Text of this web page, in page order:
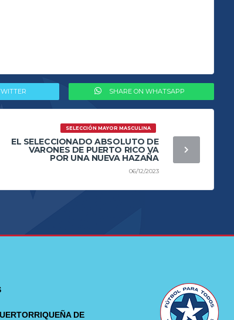
SHARE ON WHATSAPP
SELECCIÓN MAYOR MASCULINA
EL SELECCIONADO ABSOLUTO DE
VARONES DE PUERTO RICO VA
POR UNA NUEVA HAZAÑA
06/12/2023
DE